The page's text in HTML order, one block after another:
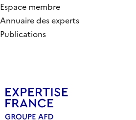
Espace membre
Annuaire des experts
Publications